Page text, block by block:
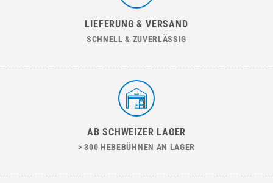
LIEFERUNG & VERSAND
SCHNELL & ZUVERLÄSSIG
AB SCHWEIZER LAGER
> 300 HEBEBÜHNEN AN LAGER